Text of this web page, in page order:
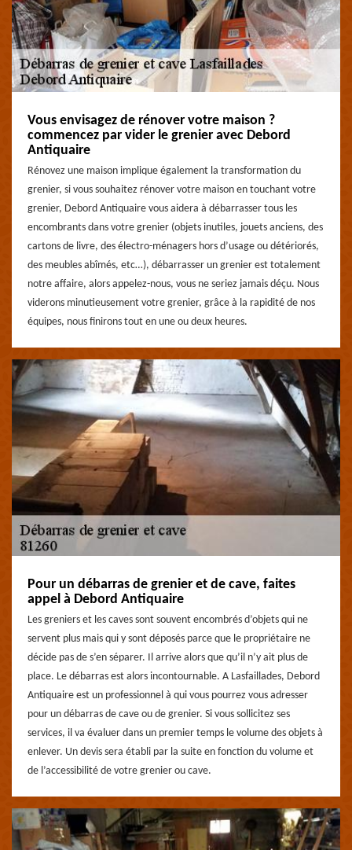
Vous envisagez de rénover votre maison ?
commencez par vider le grenier avec Debord
Antiquaire
Rénovez une maison implique également la transformation du
grenier, si vous souhaitez rénover votre maison en touchant votre
grenier, Debord Antiquaire vous aidera à débarrasser tous les
encombrants dans votre grenier (objets inutiles, jouets anciens, des
cartons de livre, des électro-ménagers hors d’usage ou détériorés,
des meubles abîmés, etc…), débarrasser un grenier est totalement
notre affaire, alors appelez-nous, vous ne seriez jamais déçu. Nous
viderons minutieusement votre grenier, grâce à la rapidité de nos
équipes, nous finirons tout en une ou deux heures.
Pour un débarras de grenier et de cave, faites
appel à Debord Antiquaire
Les greniers et les caves sont souvent encombrés d’objets qui ne
servent plus mais qui y sont déposés parce que le propriétaire ne
décide pas de s’en séparer. Il arrive alors que qu’il n’y ait plus de
place. Le débarras est alors incontournable. A Lasfaillades, Debord
Antiquaire est un professionnel à qui vous pourrez vous adresser
pour un débarras de cave ou de grenier. Si vous sollicitez ses
services, il va évaluer dans un premier temps le volume des objets à
enlever. Un devis sera établi par la suite en fonction du volume et
de l’accessibilité de votre grenier ou cave.